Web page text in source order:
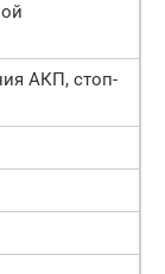
АКП, стоп-